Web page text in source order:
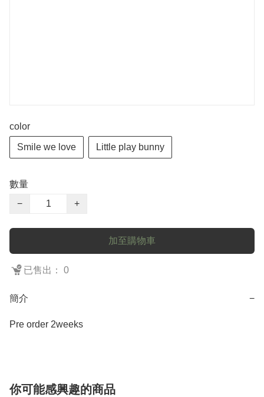
color
Smile we love Little play bunny
數量
−
+
加至購物車
已售出： 0
簡介 −
Pre order 2weeks
你可能感興趣的商品